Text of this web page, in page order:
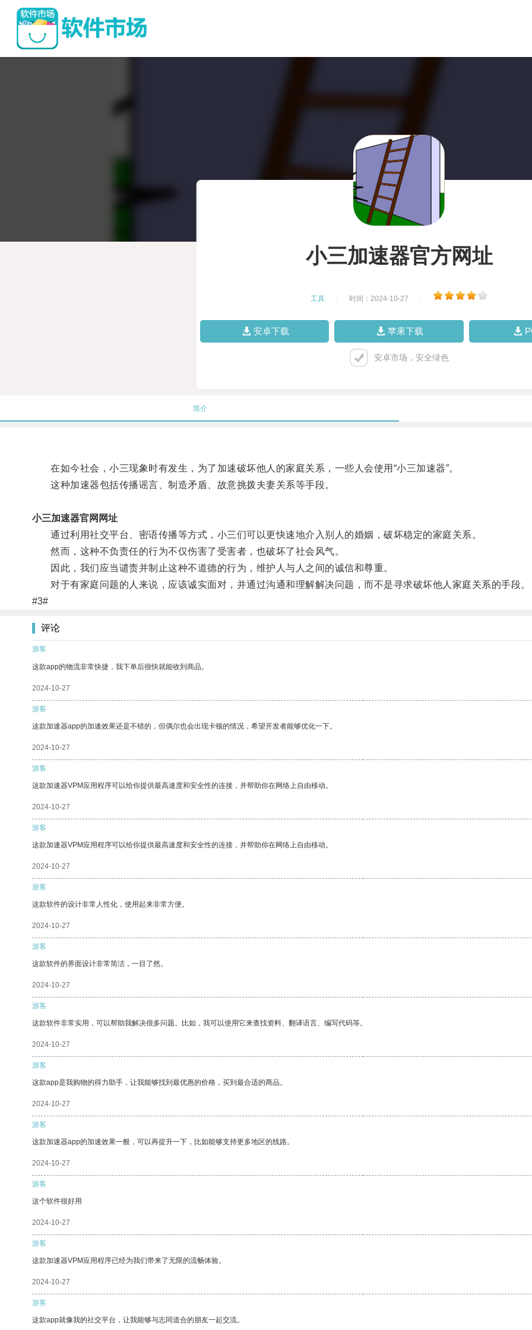
小三加速器官方网址
工具 时间：2024-10-27
安卓下载 苹果下载
安卓市场，安全绿色
简介
在如今社会，小三现象时有发生，为了加速破坏他人的家庭关系，一些人会使用“小三加速器”。
这种加速器包括传播谣言、制造矛盾、故意挑拨夫妻关系等手段。
小三加速器官网网址
通过利用社交平台、密语传播等方式，小三们可以更快速地介入别人的婚姻，破坏稳定的家庭关系。
然而，这种不负责任的行为不仅伤害了受害者，也破坏了社会风气。
因此，我们应当谴责并制止这种不道德的行为，维护人与人之间的诚信和尊重。
对于有家庭问题的人来说，应该诚实面对，并通过沟通和理解解决问题，而不是寻求破坏他人家庭关系的手段。
#3#
评论
游客
这款app的物流非常快捷，我下单后很快就能收到商品。
2024-10-27
游客
这款加速器app的加速效果还是不错的，但偶尔也会出现卡顿的情况，希望开发者能够优化一下。
2024-10-27
游客
这款加速器VPM应用程序可以给你提供最高速度和安全性的连接，并帮助你在网络上自由移动。
2024-10-27
游客
这款加速器VPM应用程序可以给你提供最高速度和安全性的连接，并帮助你在网络上自由移动。
2024-10-27
游客
这款软件的设计非常人性化，使用起来非常方便。
2024-10-27
游客
这款软件的界面设计非常简洁，一目了然。
2024-10-27
游客
这款软件非常实用，可以帮助我解决很多问题。比如，我可以使用它来查找资料、翻译语言、编写代码等。
2024-10-27
游客
这款app是我购物的得力助手，让我能够找到最优惠的价格，买到最合适的商品。
2024-10-27
游客
这款加速器app的加速效果一般，可以再提升一下，比如能够支持更多地区的线路。
2024-10-27
游客
这个软件很好用
2024-10-27
游客
这款加速器VPM应用程序已经为我们带来了无限的流畅体验。
2024-10-27
游客
这款app就像我的社交平台，让我能够与志同道合的朋友一起交流。